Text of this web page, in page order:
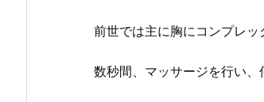
前世では主に胸にコンプレッ
数秒間、マッサージを行い、